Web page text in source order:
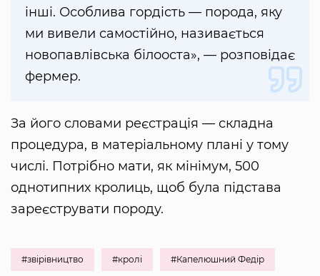
інші. Особлива гордість — порода, яку
ми вивели самостійно, називається
новопавлівська білооста», — розповідає
фермер.
За його словами реєстрація — складна
процедура, в матеріальному плані у тому
числі. Потрібно мати, як мінімум, 500
однотипних кролиць, щоб була підстава
зареєструвати породу.
#звірівництво #кролі #Капелюшний Федір